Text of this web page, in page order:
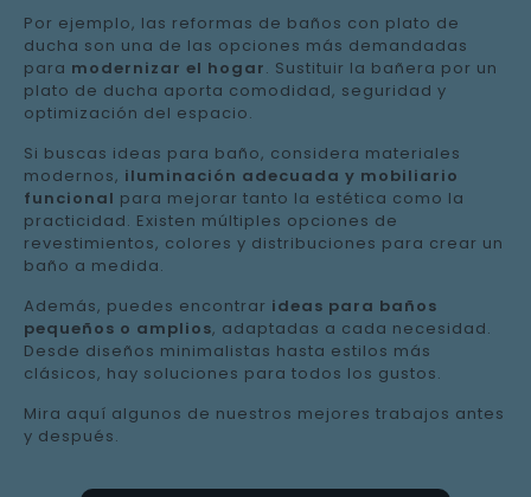
Por ejemplo, las reformas de baños con plato de
ducha son una de las opciones más demandadas
para modernizar el hogar. Sustituir la bañera por un
plato de ducha aporta comodidad, seguridad y
optimización del espacio.
Si buscas ideas para baño, considera materiales
modernos, iluminación adecuada y mobiliario
funcional para mejorar tanto la estética como la
practicidad. Existen múltiples opciones de
revestimientos, colores y distribuciones para crear un
baño a medida.
Además, puedes encontrar ideas para baños
pequeños o amplios, adaptadas a cada necesidad.
Desde diseños minimalistas hasta estilos más
clásicos, hay soluciones para todos los gustos.
Mira aquí algunos de nuestros mejores trabajos antes
y después.